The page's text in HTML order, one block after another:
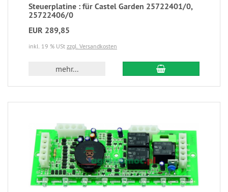
Steuerplatine : für Castel Garden 25722401/0,
25722406/0
EUR 289,85
inkl. 19 % USt zzgl. Versandkosten
mehr...